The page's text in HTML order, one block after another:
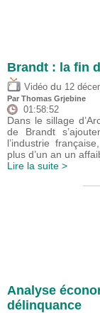
Brandt : la fin
Vidéo du 12
Par Thomas Grjebine
01:58:52
Dans le sillage
de Brandt
l’industrie
plus d’un an un
Lire la suite >
Analyse
délinquance